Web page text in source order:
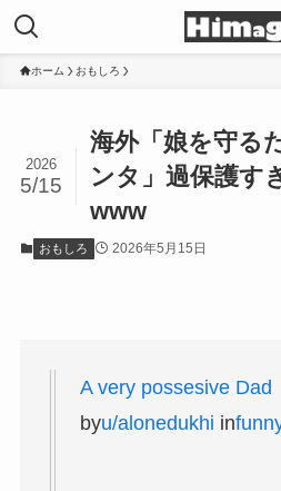
ホーム おもしろ
海外「娘を守る
ンタ」過保護す
www
2026
5/15
おもしろ 2026年5月15日
A very possesive Dad
byu/alonedukhi in